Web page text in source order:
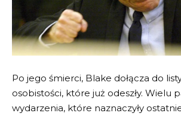
Po jego śmierci, Blake dołącza do
osobistości, które już odeszły. Wielu
wydarzenia, które naznaczyły